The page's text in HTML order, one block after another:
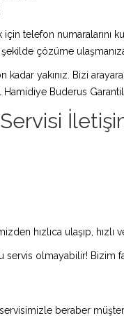
telefon
çözüme
yakınız. Bizi
Buderus
hızlıca ulaşıp,
olmayabilir! Bizim
beraber